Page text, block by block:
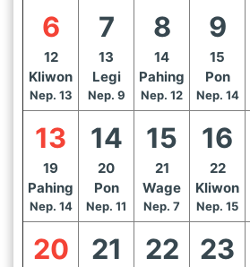
6
12
Kliwon
Nep. 13
7
13
Legi
Nep. 9
8
14
Pahing
Nep. 12
9
15
Pon
Nep. 14
13
19
Pahing
Nep. 14
14
20
Pon
Nep. 11
15
21
Wage
Nep. 7
16
22
Kliwon
Nep. 15
20 21 22 23